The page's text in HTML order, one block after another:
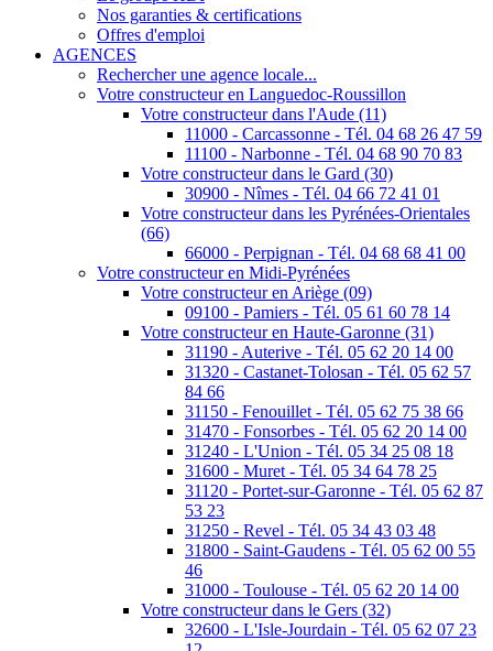
Nos garanties & certifications
Offres d'emploi
AGENCES
Rechercher une agence locale...
Votre constructeur en Languedoc-Roussillon
Votre constructeur dans l'Aude (11)
11000 - Carcassonne - Tél. 04 68 26 47 59
11100 - Narbonne - Tél. 04 68 90 70 83
Votre constructeur dans le Gard (30)
30900 - Nîmes - Tél. 04 66 72 41 01
Votre constructeur dans les Pyrénées-Orientales
(66)
66000 - Perpignan - Tél. 04 68 68 41 00
Votre constructeur en Midi-Pyrénées
Votre constructeur en Ariège (09)
09100 - Pamiers - Tél. 05 61 60 78 14
Votre constructeur en Haute-Garonne (31)
31190 - Auterive - Tél. 05 62 20 14 00
31320 - Castanet-Tolosan - Tél. 05 62 57
84 66
31150 - Fenouillet - Tél. 05 62 75 38 66
31470 - Fonsorbes - Tél. 05 62 20 14 00
31240 - L'Union - Tél. 05 34 25 08 18
31600 - Muret - Tél. 05 34 64 78 25
31120 - Portet-sur-Garonne - Tél. 05 62 87
53 23
31250 - Revel - Tél. 05 34 43 03 48
31800 - Saint-Gaudens - Tél. 05 62 00 55
46
31000 - Toulouse - Tél. 05 62 20 14 00
Votre constructeur dans le Gers (32)
32600 - L'Isle-Jourdain - Tél. 05 62 07 23